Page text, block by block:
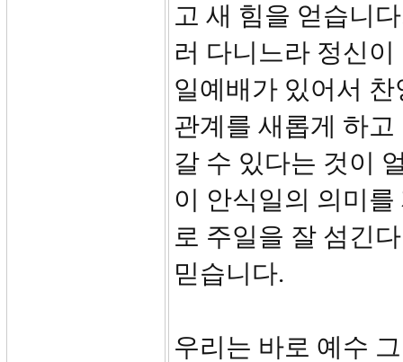
고 새 힘을 얻습니
러 다니느라 정신
일예배가 있어서
관계를 새롭게 하
갈 수 있다는 것이
이 안식일의 의미
로 주일을 잘 섬긴
믿습니다.
우리는 바로 예수